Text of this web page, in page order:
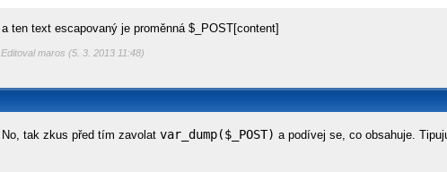
a ten text escapovaný je proměnná $_POST[content]
Editoval maros (5. 3. 2013 11:48)
No, tak zkus před tím zavolatvar_dump($_POST) a podívej se, co obsahuje.